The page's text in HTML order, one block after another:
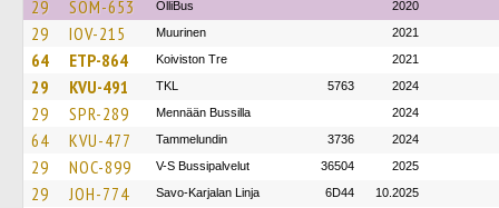
29 SOM-653 OlliBus 2020
29 IOV-215 Muurinen 2021
64 ETP-864 Koiviston Tre 2021
29 KVU-491 TKL 5763 2024
29 SPR-289 Mennään Bussilla 2024
64 KVU-477 Tammelundin 3736 2024
29 NOC-899 V-S Bussipalvelut 36504 2025
29 JOH-774 Savo-Karjalan Linja 6D44 10.2025